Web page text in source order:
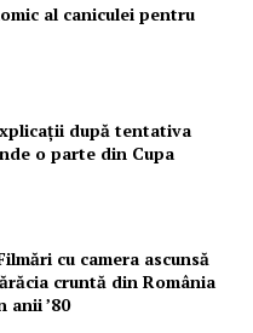
al caniculei pentru
după tentativa
o parte din Cupa
cu camera ascunsă
cruntă din România
anii ’80